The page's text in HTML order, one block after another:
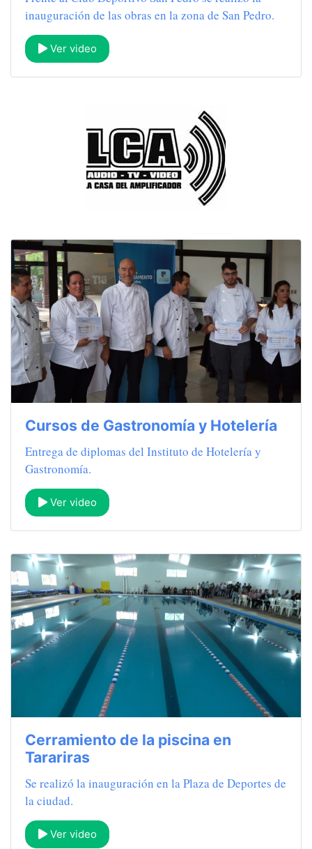
inauguración de las obras en la zona de San Pedro.
Ver video
Cursos de Gastronomía y Hotelería
Entrega de diplomas del Instituto de Hotelería y
Gastronomía.
Ver video
Cerramiento de la piscina en
Tarariras
Se realizó la inauguración en la Plaza de Deportes de
la ciudad.
Ver video